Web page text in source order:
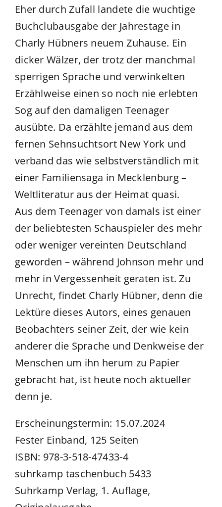
Eher durch Zufall landete die wuchtige
Buchclubausgabe der Jahrestage in
Charly Hübners neuem Zuhause. Ein
dicker Wälzer, der trotz der manchmal
sperrigen Sprache und verwinkelten
Erzählweise einen so noch nie erlebten
Sog auf den damaligen Teenager
ausübte. Da erzählte jemand aus dem
fernen Sehnsuchtsort New York und
verband das wie selbstverständlich mit
einer Familiensaga in Mecklenburg –
Weltliteratur aus der Heimat quasi.
Aus dem Teenager von damals ist einer
der beliebtesten Schauspieler des mehr
oder weniger vereinten Deutschland
geworden – während Johnson mehr und
mehr in Vergessenheit geraten ist. Zu
Unrecht, findet Charly Hübner, denn die
Lektüre dieses Autors, eines genauen
Beobachters seiner Zeit, der wie kein
anderer die Sprache und Denkweise der
Menschen um ihn herum zu Papier
gebracht hat, ist heute noch aktueller
denn je.
Erscheinungstermin: 15.07.2024
Fester Einband, 125 Seiten
ISBN: 978-3-518-47433-4
suhrkamp taschenbuch 5433
Suhrkamp Verlag, 1. Auflage,